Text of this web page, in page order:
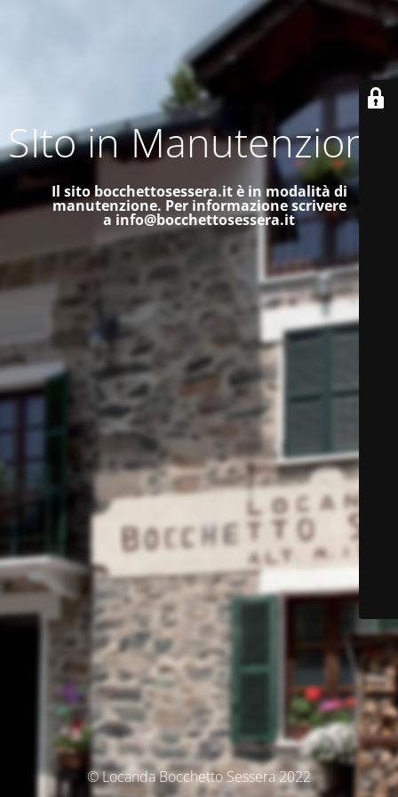
SIto in Manutenzione
Il sito bocchettosessera.it è in modalità di
manutenzione. Per informazione scrivere
a info@bocchettosessera.it
© Locanda Bocchetto Sessera 2022